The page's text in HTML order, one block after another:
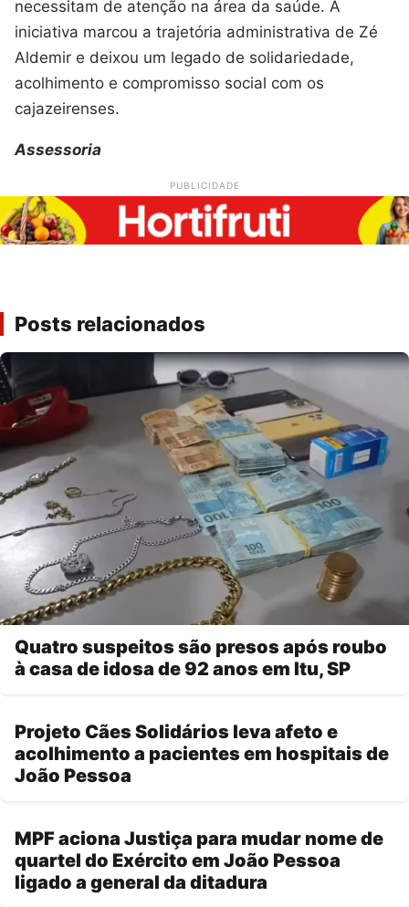
necessitam de atenção na área da saúde. A
iniciativa marcou a trajetória administrativa de Zé
Aldemir e deixou um legado de solidariedade,
acolhimento e compromisso social com os
cajazeirenses.
Assessoria
PUBLICIDADE
Posts relacionados
Quatro suspeitos são presos após roubo
à casa de idosa de 92 anos em Itu, SP
Projeto Cães Solidários leva afeto e
acolhimento a pacientes em hospitais de
João Pessoa
MPF aciona Justiça para mudar nome de
quartel do Exército em João Pessoa
ligado a general da ditadura